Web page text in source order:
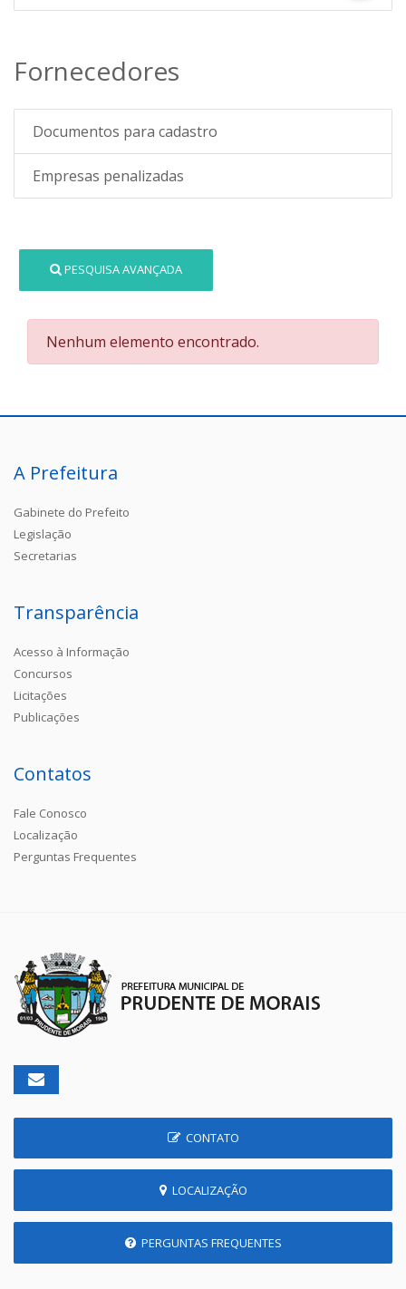
Fornecedores
Documentos para cadastro
Empresas penalizadas
PESQUISA AVANÇADA
Nenhum elemento encontrado.
A Prefeitura
Gabinete do Prefeito
Legislação
Secretarias
Transparência
Acesso à Informação
Concursos
Licitações
Publicações
Contatos
Fale Conosco
Localização
Perguntas Frequentes
CONTATO
LOCALIZAÇÃO
PERGUNTAS FREQUENTES